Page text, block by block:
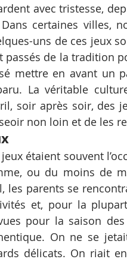
avec tristesse,
certaines villes,
uns de ces jeux
passés de la tradition
mettre en avant un
La véritable
soir après soir, des
non loin et de les
jeux étaient souvent
ou du moins de
les parents se
et, pour la
pour la saison
On ne se
délicats. On riait